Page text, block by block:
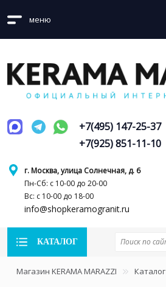
меню
г. Москва, улица Солнечная, д. 6
Пн-Сб: с 10-00 до 20-00
Вс: с 10-00 до 18-00
info@shopkeramogranit.ru
+7(495) 147-25-37
+7(925) 851-11-10
КАТАЛОГ
Магазин KERAMA MARAZZI Каталог